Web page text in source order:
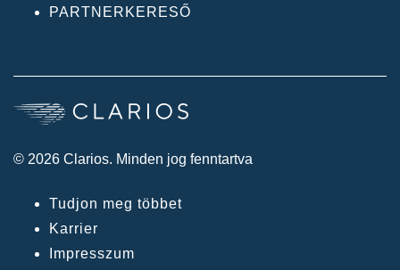
PARTNERKERESŐ
© 2026 Clarios. Minden jog fenntartva
Tudjon meg többet
Karrier
Impresszum